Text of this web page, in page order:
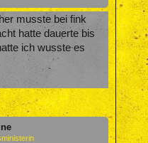
musste bei fink
hatte dauerte bis
ich wusste es